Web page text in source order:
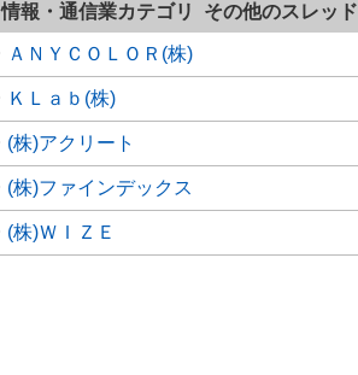
情報・通信業カテゴリ その他のスレッド
ＡＮＹＣＯＬＯＲ(株)
ＫＬａｂ(株)
(株)アクリート
(株)ファインデックス
(株)ＷＩＺＥ